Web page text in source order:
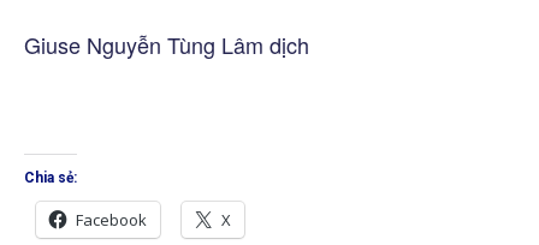
Giuse Nguyễn Tùng Lâm dịch
Chia sẻ:
Facebook X